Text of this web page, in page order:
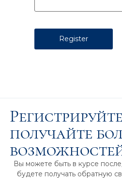
получайте
Вы можете быть в курсе
будете получать обратную